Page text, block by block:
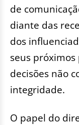
de
diante das
dos
seus
decisões não
integridade.
O papel do